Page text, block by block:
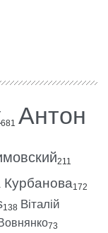
681 Антон
211
172
138 Віталій
73